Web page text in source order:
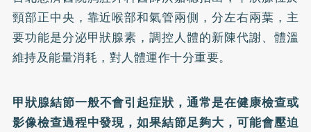
頸部正中央，靠近喉部和氣管兩側，分左右兩葉，主
要功能是分泌甲狀腺素，調控人體的新陳代謝、體溫
維持及能量消耗，對人體運作十分重要。
甲狀腺結節一般不會引起症狀，通常是在健康檢查或
影像檢查過程中發現，如果結節足夠大，可能會壓迫